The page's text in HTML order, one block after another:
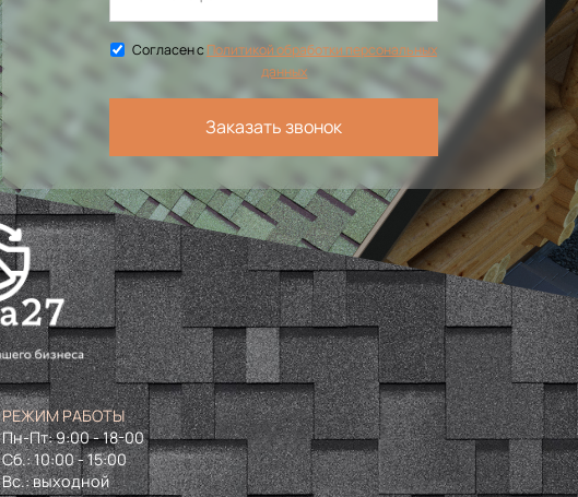
Согласен сПолитикой обработки персональных
данных
Заказать звонок
РЕЖИМ РАБОТЫ
Пн-Пт: 9:00 - 18-00
Сб.: 10:00 - 15:00
Вс.: выходной